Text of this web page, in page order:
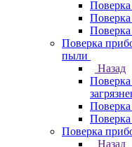
Поверка
Поверка
Поверка
Поверка
пыли
Назад
Поверка
Поверка
Назад